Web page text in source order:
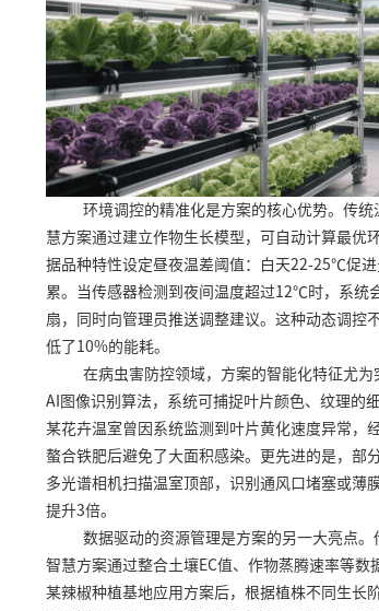
环境调控的精准化是方案的核心优势。传
慧方案通过建立作物生长模型，可自动计算最优
据品种特性设定昼夜温差阈值：白天22-25℃促
累。当传感器检测到夜间温度超过12℃时，系统
扇，同时向管理员推送调整建议。这种动态调控
低了10%的能耗。
在病虫害防控领域，方案的智能化特征尤
AI图像识别算法，系统可捕捉叶片颜色、纹理的
某花卉温室曾因系统监测到叶片黄化速度异常，
螯合铁肥后避免了大面积感染。更先进的是，部
多光谱相机扫描温室顶部，识别通风口堵塞或薄
提升3倍。
数据驱动的资源管理是方案的另一大亮点
智慧方案通过整合土壤EC值、作物蒸腾速率等数
某辣椒种植基地应用方案后，根据植株不同生长